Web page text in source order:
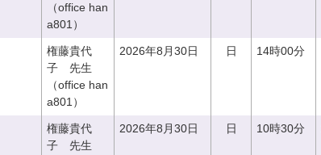
（office han
a801）
権藤貴代
子 先生
（office han
a801）
2026年8月30日 日 14時00分
権藤貴代
子 先生
2026年8月30日 日 10時30分